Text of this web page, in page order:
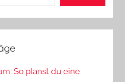
So planst du eine